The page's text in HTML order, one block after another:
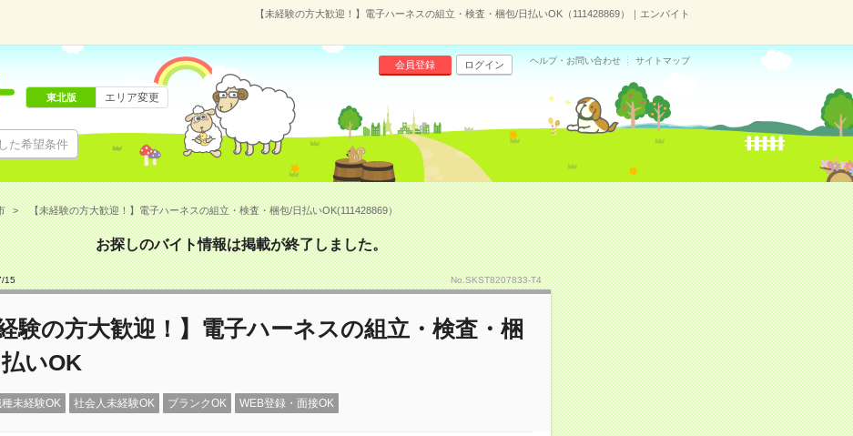
【未経験の方大歓迎！】電子ハーネスの組立・検査・梱包/日払いOK（111428869）｜エンバイト
た希望条件
会員登録 ログイン ヘルプ・お問い合わせ サイトマップ
東北版 エリア変更
【未経験の方大歓迎！】電子ハーネスの組立・検査・梱包/日払いOK(111428869）
お探しのバイト情報は掲載が終了しました。
/15 No.SKST8207833-T4
経験の方大歓迎！】電子ハーネスの組立・検査・梱
いOK
未経験OK 社会人未経験OK ブランクOK WEB登録・面接OK